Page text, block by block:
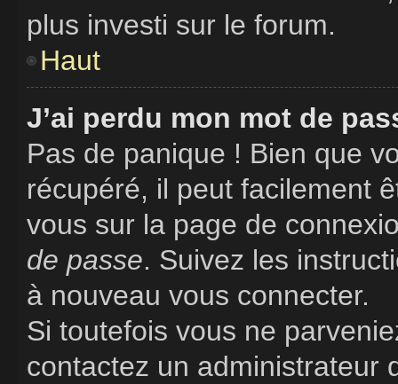
plus investi sur le forum.
Haut
J’ai perdu mon mot de
Pas de panique ! Bien que
récupéré, il peut facilement
vous sur la page de
de passe. Suivez les
à nouveau vous connecter.
Si toutefois vous ne
contactez un administrateur